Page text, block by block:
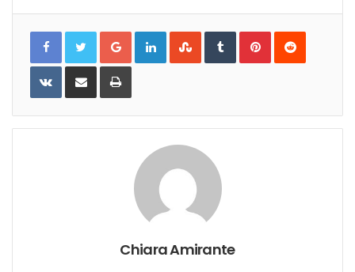
Google+LinkedInStumbleUpon
TumblrPinterestReddit
VKontakteShare
Email
Print
Chiara Amirante